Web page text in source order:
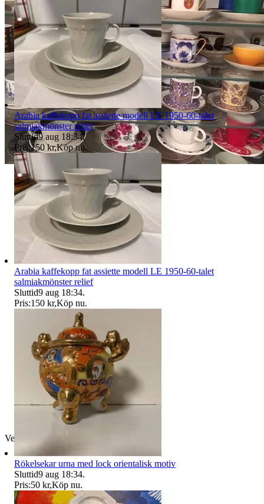
Verifierad
Arabia kaffekopp fat assiette modell LE 1950-60-talet
salmiakmönster relief
Sluttid9 aug 18:34.
Pris:150 kr,Köp nu.
Arabia kaffekopp fat assiette modell LE 1950-60-talet
salmiakmönster relief
Sluttid9 aug 18:34.
Pris:150 kr,Köp nu.
Rökelsekar urna med lock orientalisk motiv
Sluttid9 aug 18:34.
Pris:50 kr,Köp nu.